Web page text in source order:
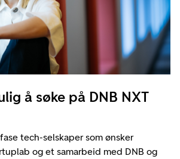
å søke på DNB NXT
tech-selskaper som ønsker
og et samarbeid med DNB og